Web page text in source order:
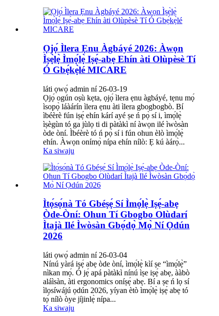
Ọjọ́ Ìlera Ẹnu Àgbáyé 2026: Àwọn
Ìṣẹ̀lẹ̀ Ìmọ́lẹ̀ Iṣẹ́-abẹ Ehín àti Olùpèsè Tí
Ó Gbẹ́kẹ̀lé MICARE
láti ọwọ́ admin ní 26-03-19
Ọjọ́ ogún oṣù kẹta, ọjọ́ ìlera ẹnu àgbáyé, tẹnu mọ́
ìsopọ̀ láàárín ìlera ẹnu àti ìlera gbogbogbò. Bí
ìbéèrè fún iṣẹ́ ehín kárí ayé ṣe ń pọ̀ sí i, ìmọ́lẹ̀
ìṣègùn tó ga jùlọ ti di pàtàkì ní àwọn ilé ìwòsàn
òde òní. Ìbéèrè tó ń pọ̀ sí i fún ohun èlò ìmọ́lẹ̀
ehín. Àwọn onímọ̀ nípa ehín nílò: Ẹ kú àárọ̀...
Ka siwaju
Ìtọ́sọ́nà Tó Gbéṣẹ́ Sí Ìmọ́lẹ̀ Iṣẹ́-abẹ
Òde-Òní: Ohun Tí Gbogbo Olùdarí
Ìtajà Ilé Ìwòsàn Gbọ́dọ̀ Mọ̀ Ní Ọdún
2026
láti ọwọ́ admin ní 26-03-04
Nínú yàrá iṣẹ́ abẹ òde òní, ìmọ́lẹ̀ kìí ṣe “ìmọ́lẹ̀”
nìkan mọ́. Ó jẹ́ apá pàtàkì nínú ìṣe iṣẹ́ abẹ, ààbò
aláìsàn, àti ergonomics oníṣẹ́ abẹ. Bí a ṣe ń lọ sí
ìlọsíwájú ọdún 2026, yíyan ètò ìmọ́lẹ̀ iṣẹ́ abẹ tó
tọ́ nílò òye jíjinlẹ̀ nípa...
Ka siwaju